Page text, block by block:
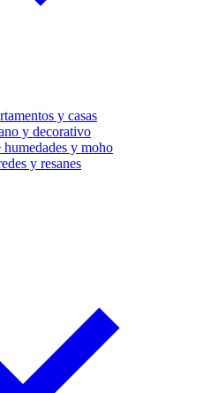
y casas
y decorativo
humedades y moho
y resanes